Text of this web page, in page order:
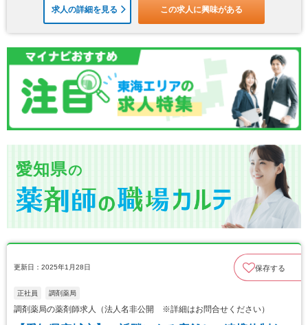
求人の詳細を見る この求人に興味がある
愛知県の
更新日：2025年1月28日 保存する
正社員 調剤薬局
調剤薬局の薬剤師求人（法人名非公開 ※詳細はお問合せください）